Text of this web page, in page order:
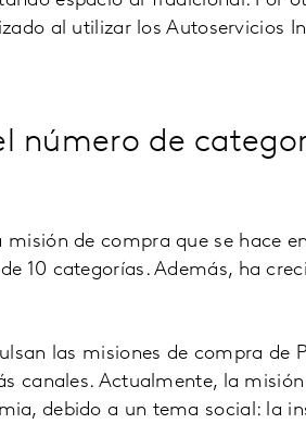
al utilizar los Autoservicios
número de
de compra que se hace
10 categorías. Además, ha
las misiones de compra de
canales. Actualmente, la
debido a un tema social: la